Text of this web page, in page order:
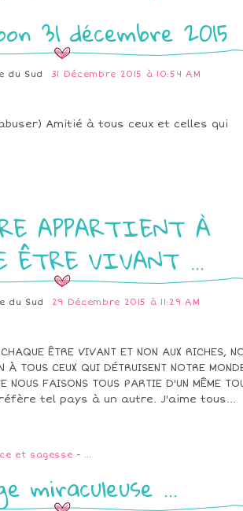
31 décembre 2015
du Sud 31 Décembre 2015 à 10:54 AM
Amitié à tous ceux et celles qui
APPARTIENT À
ÊTRE VIVANT ...
du Sud 29 Décembre 2015 à 11:29 AM
ÊTRE VIVANT ET NON AUX RICHES,
À TOUS CEUX QUI DÉTRUISENT NOTRE
NOUS FAISONS TOUS PARTIE D'UN MÊME
tel pays à un autre. J'aime tous...
et sagesse - …
miraculeuse ...